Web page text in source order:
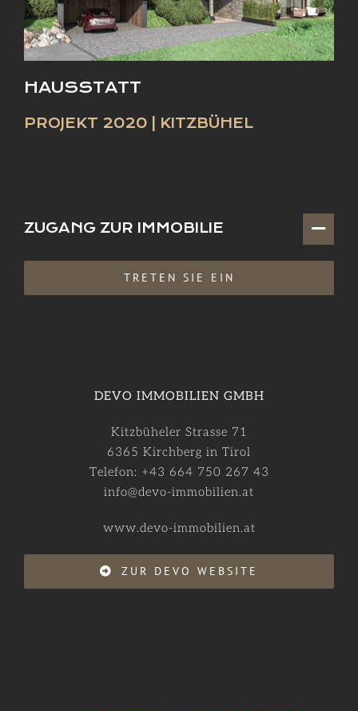
HAUSSTATT
PROJEKT 2020 | KITZBÜHEL
ZUGANG ZUR IMMOBILIE
TRETEN SIE EIN
DEVO IMMOBILIEN GMBH
Kitzbüheler Strasse 71
6365 Kirchberg in Tirol
Telefon: +43 664 750 267 43
info@devo-immobilien.at
www.devo-immobilien.at
ZUR DEVO WEBSITE